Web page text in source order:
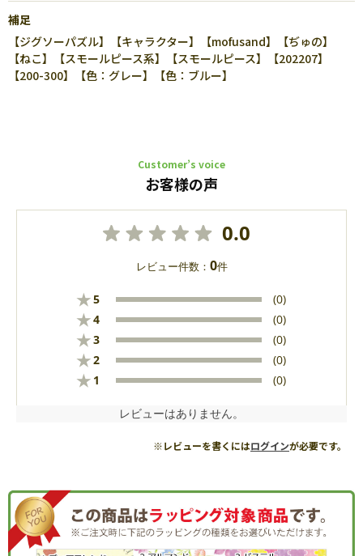
補足
【ジグソーパズル】【キャラクター】【mofusand】【ぢゅの】
【ねこ】【スモールピース系】【スモールピース】【202207】
【200-300】【色：グレー】【色：ブルー】
Customer’s voice
お客様の声
0.0
レビュー件数： 0件
★5 (0)
★4 (0)
★3 (0)
★2 (0)
★ 1 (0)
レビューはありません。
※レビューを書くにはログインが必要です。